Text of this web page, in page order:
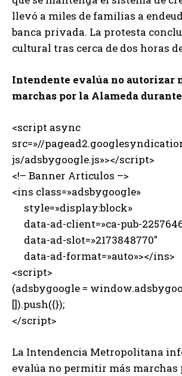
llevó a miles de familias a
banca privada. La protesta
cultural tras cerca de dos horas
Intendente evalúa no autorizar
marchas por la Alameda
<script async
src=»//
js/adsbygoogle.js»></script>
<!– Banner Articulos –>
<ins class=»adsbygoogle»
style=»display:block»
data-ad-client=»ca-pub-
data-ad-slot=»2173848770″
data-ad-format=»auto»></ins>
<script>
(adsbygoogle =
[]).push({});
</script>
La Intendencia Metropolitana
evalúa no permitir más marchas